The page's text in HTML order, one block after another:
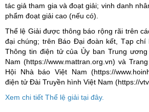
tác giả tham gia và đoạt giải; vinh danh
phẩm đoạt giải cao (nếu có).
Thể lệ Giải được thông báo rộng rãi trên
đại chúng; trên Báo Đại đoàn kết, Tạp chí
Thông tin điện tử của Ủy ban Trung
Nam (https://www.mattran.org.vn) và
Hội Nhà báo Việt Nam (https://
điện tử Đài Truyền hình Việt Nam (https://
Xem chi tiết Thể lệ giải tại đây.